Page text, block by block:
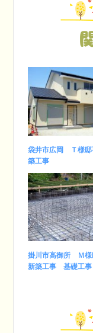
袋井市広岡 Ｔ様邸
築工事
掛川市高御所 Ｍ様
新築工事 基礎工事